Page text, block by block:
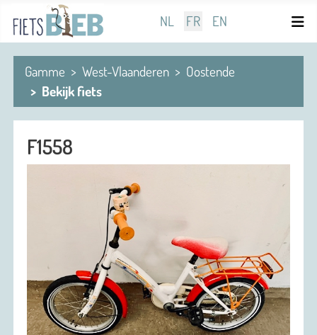
Sélectionnez votre langue
NL FR EN
Gamme West-Vlaanderen
Oostende
Bekijk fiets
F1558